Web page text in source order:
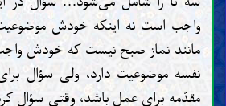
واجب است نه اینکه خودش
مانند نماز صبح نیست که خودش
نفسه موضوعیت دارد، ولی سؤال
مقدّمه برای عمل باشد، وقتی سؤال